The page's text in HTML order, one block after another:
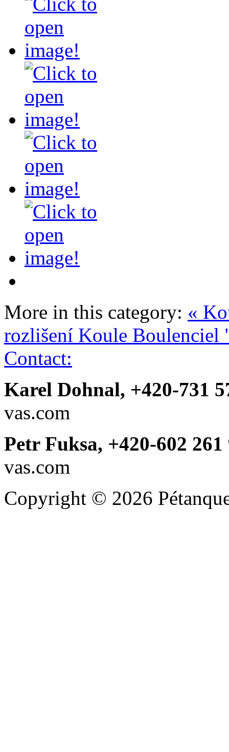
More in this category: «
rozlišení Koule Boulenciel
Contact:
Karel Dohnal, +420-731
vas.com
Petr Fuksa, +420-602
vas.com
Copyright © 2026